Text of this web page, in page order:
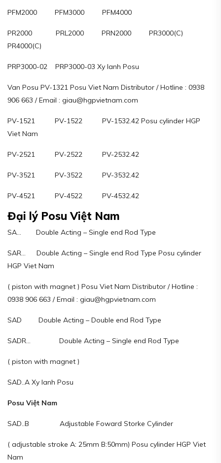
PFM2000 PFM3000 PFM4000
PR2000 PRL2000 PRN2000 PR3000(C)
PR4000(C)
PRP3000-02 PRP3000-03 Xy lanh Posu
Van Posu PV-1321 Posu Viet Nam Distributor / Hotline : 0938
906 663 / Email : giau@hgpvietnam.com
PV-1521 PV-1522 PV-1532.42 Posu cylinder HGP
Viet Nam
PV-2521 PV-2522 PV-2532.42
PV-3521 PV-3522 PV-3532.42
PV-4521 PV-4522 PV-4532.42
Đại lý Posu Việt Nam
SA… Double Acting – Single end Rod Type
SAR… Double Acting – Single end Rod Type Posu cylinder
HGP Viet Nam
( piston with magnet ) Posu Viet Nam Distributor / Hotline :
0938 906 663 / Email : giau@hgpvietnam.com
SAD Double Acting – Double end Rod Type
SADR… Double Acting – Single end Rod Type
( piston with magnet )
SAD..A Xy lanh Posu
Posu Việt Nam
SAD..B Adjustable Foward Storke Cylinder
( adjustable stroke A: 25mm B:50mm) Posu cylinder HGP Viet
Nam